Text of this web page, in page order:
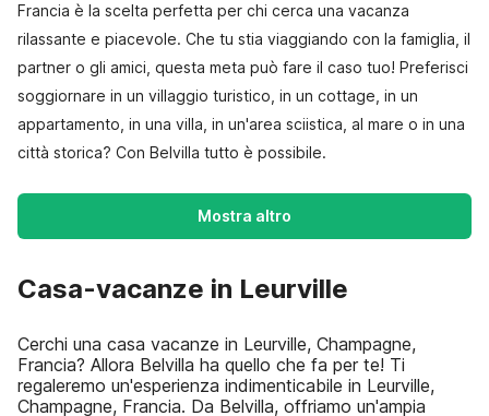
Francia è la scelta perfetta per chi cerca una vacanza
rilassante e piacevole. Che tu stia viaggiando con la famiglia, il
partner o gli amici, questa meta può fare il caso tuo! Preferisci
soggiornare in un villaggio turistico, in un cottage, in un
appartamento, in una villa, in un'area sciistica, al mare o in una
città storica? Con Belvilla tutto è possibile.
Mostra altro
Casa-vacanze in Leurville
Cerchi una casa vacanze in Leurville, Champagne,
Francia? Allora Belvilla ha quello che fa per te! Ti
regaleremo un'esperienza indimenticabile in Leurville,
Champagne, Francia. Da Belvilla, offriamo un'ampia